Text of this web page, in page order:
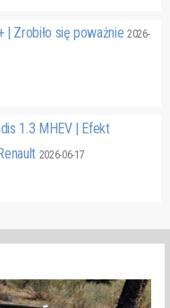
| Zrobiło się poważnie2026-
1.3 MHEV | Efekt
2026-06-17